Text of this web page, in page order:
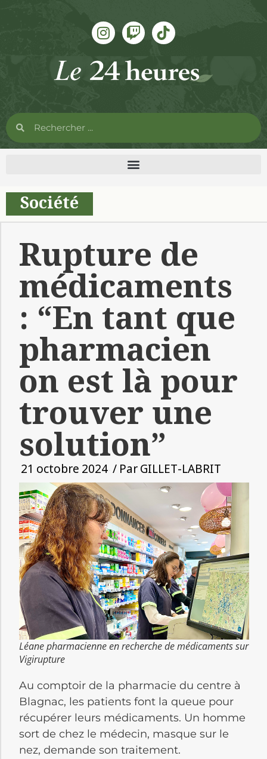
Société
Rupture de
médicaments
: “En tant que
pharmacien
on est là pour
trouver une
solution”
21 octobre 2024 / ParGILLET-LABRIT
Léane pharmacienne en recherche de médicaments sur
Vigirupture
Au comptoir de la pharmacie du centre à
Blagnac, les patients font la queue pour
récupérer leurs médicaments. Un homme
sort de chez le médecin, masque sur le
nez, demande son traitement.